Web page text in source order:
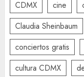
CDMX cine
Claudia Sheinbaum
conciertos gratis
cultura CDMX